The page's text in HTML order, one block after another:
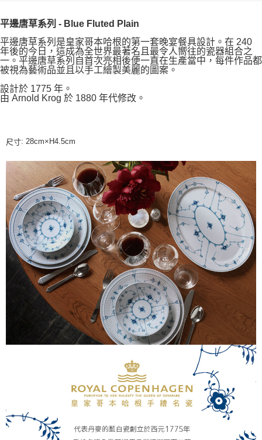
平邊唐草系列 - Blue Fluted Plain
平邊唐草系列是皇家哥本哈根的第一套晚宴餐具設計。在 240
年後的今日，這成為全世界最著名且最令人嚮往的瓷器組合之
一。平邊唐草系列自首次亮相後便一直在生產當中，每件作品都
被視為藝術品並且以手工繪製美麗的圖案。
設計於 1775 年。
由 Arnold Krog 於 1880 年代修改。
尺寸: 28cm×H4.5cm